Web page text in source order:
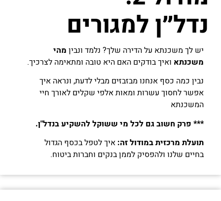
נדל״ן למגורים
יש לך משכנתא על הדירה שלך? נלמד ונבין מהי
משכנתא ואיך בודקים האם היא טובה ומתאימה לצרכיך.
נבין כמה כסף אנחנו מבזבזים מבלי לדעת, ונראה איך
אפשר לחסוך עשרות ומאות אלפי שקלים לאורך חיי
המשכנתא
*** פרק חשוב גם לכל מי ששוקל להשקיע בנדל"ן.
תועלת מרכזית במודול זה: איך לטפל בכסף הגדול
בחיים שלנו ולהפסיק לממן בנקים וחברות ביטוח.